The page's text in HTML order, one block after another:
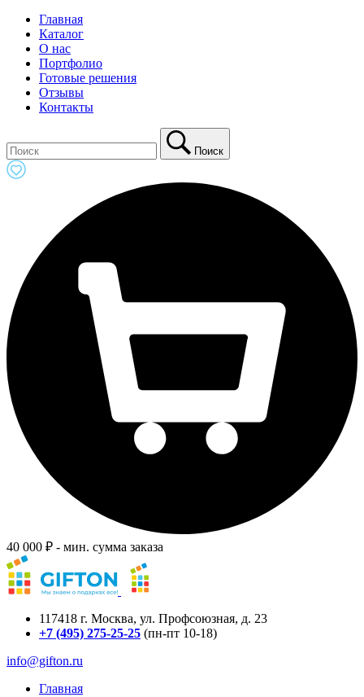
Главная
Каталог
О нас
Портфолио
Готовые решения
Отзывы
Контакты
Поиск
40 000 ₽ - мин. сумма заказа
117418 г. Москва, ул. Профсоюзная, д. 23
+7 (495) 275-25-25 (пн-пт 10-18)
info@gifton.ru
Главная